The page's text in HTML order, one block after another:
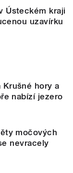
Ústeckém kraji
uzavírku
Krušné hory a
nabízí jezero
močových
nevracely